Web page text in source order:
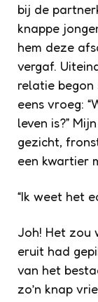
bij de
knappe
hem deze
vergaf.
relatie begon
eens vroeg:
leven is?”
gezicht,
een kwartier
“Ik weet het
Joh! Het zou
eruit had
van het
zo’n knap